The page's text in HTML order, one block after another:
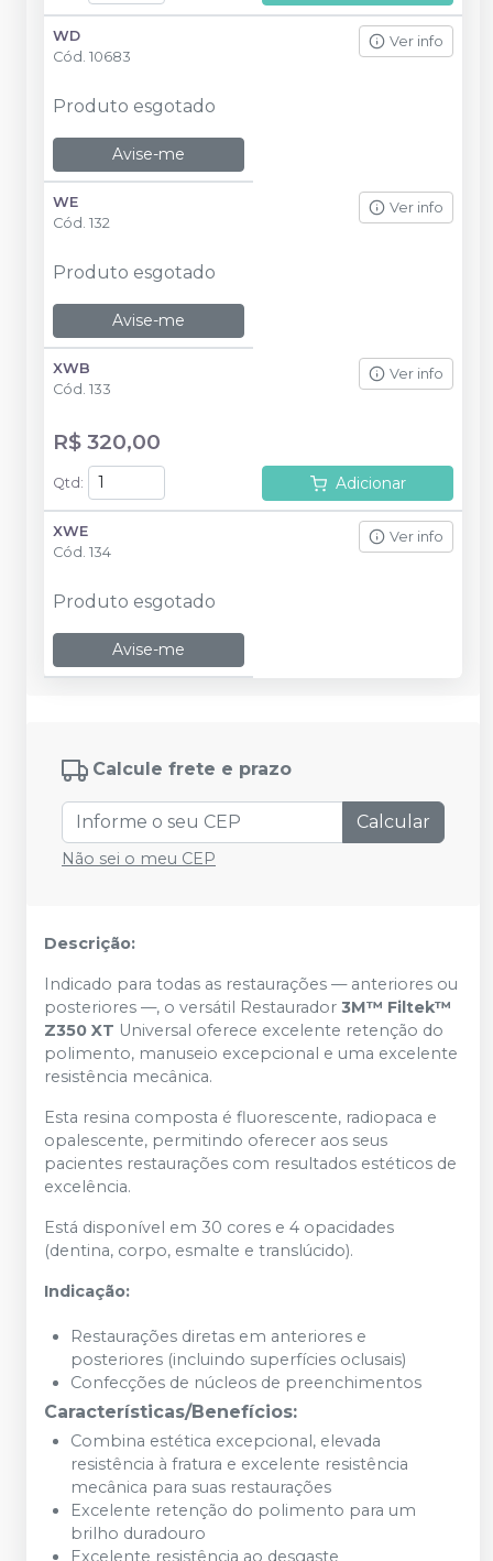
WD
Cód. 10683
Ver info
Produto esgotado
Avise-me
WE
Cód. 132
Ver info
Produto esgotado
Avise-me
XWB
Cód. 133
Ver info
R$ 320,00
Qtd : Adicionar
XWE
Cód. 134
Ver info
Produto esgotado
Avise-me
Calcule frete e prazo
Calcular
Não sei o meu CEP
Descrição:
Indicado para todas as restaurações — anteriores ou
posteriores —, o versátil Restaurador 3M™ Filtek™
Z350 XT Universal oferece excelente retenção do
polimento, manuseio excepcional e uma excelente
resistência mecânica.
Esta resina composta é fluorescente, radiopaca e
opalescente, permitindo oferecer aos seus
pacientes restaurações com resultados estéticos de
excelência.
Está disponível em 30 cores e 4 opacidades
(dentina, corpo, esmalte e translúcido).
Indicação:
Restaurações diretas em anteriores e
posteriores (incluindo superfícies oclusais)
Confecções de núcleos de preenchimentos
Características/Benefícios:
Combina estética excepcional, elevada
resistência à fratura e excelente resistência
mecânica para suas restaurações
Excelente retenção do polimento para um
brilho duradouro
Excelente resistência ao desgaste